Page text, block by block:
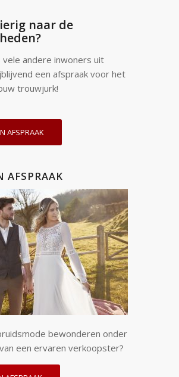
naar de
vele andere inwoners uit
een afspraak voor het
trouwjurk!
AFSPRAAK
AFSPRAAK
bewonderen onder
een ervaren verkoopster?